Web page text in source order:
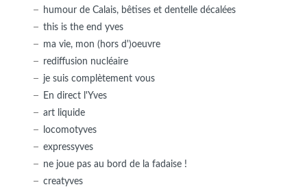
humour de Calais, bêtises et dentelle décalées
this is the end yves
ma vie, mon (hors d')oeuvre
rediffusion nucléaire
je suis complètement vous
En direct l'Yves
art liquide
locomotyves
expressyves
ne joue pas au bord de la fadaise !
creatyves